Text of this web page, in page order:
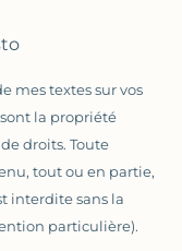
mes textes sur vos
la propriété
droits. Toute
tout ou en partie,
interdite sans la
particulière).